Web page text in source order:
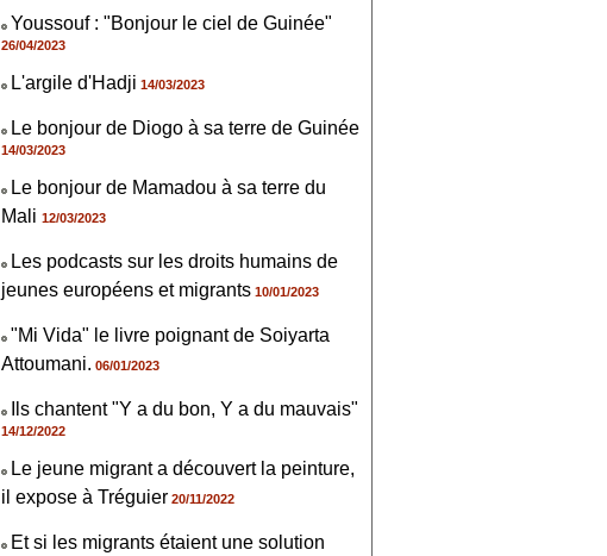
Youssouf : "Bonjour le ciel de Guinée"
26/04/2023
L'argile d'Hadji 14/03/2023
Le bonjour de Diogo à sa terre de Guinée
14/03/2023
Le bonjour de Mamadou à sa terre du
Mali 12/03/2023
Les podcasts sur les droits humains de
jeunes européens et migrants 10/01/2023
"Mi Vida" le livre poignant de Soiyarta
Attoumani. 06/01/2023
Ils chantent "Y a du bon, Y a du mauvais"
14/12/2022
Le jeune migrant a découvert la peinture,
il expose à Tréguier 20/11/2022
Et si les migrants étaient une solution